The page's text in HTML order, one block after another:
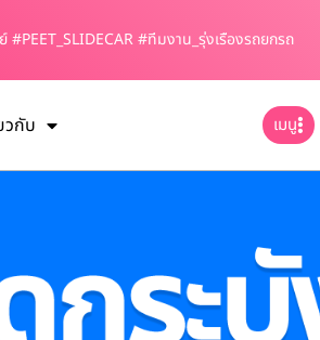
#ทีมงาน_รุ่งเรืองรถยกรถ
วกับ เมนู